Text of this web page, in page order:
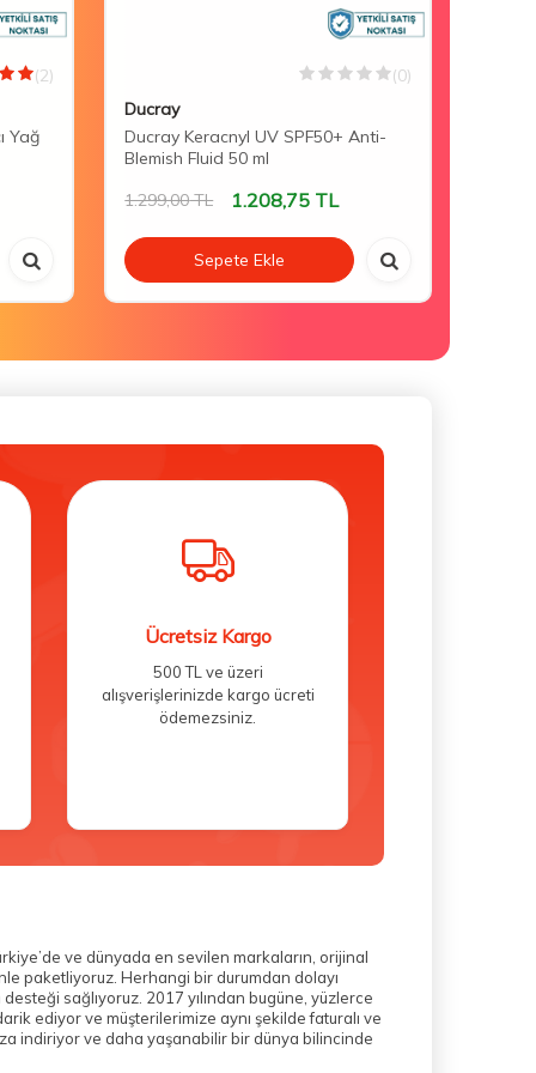
(2)
Yağ
(0)
Ducray
Ducray Keracnyl UV SPF50+ Anti-
Blemish Fluid 50 ml
1.299,00TL 1.208,75 TL
Sepete Ekle
Ücretsiz Kargo
500 TL ve üzeri
alışverişlerinizde kargo ücreti
ödemezsiniz.
ve dünyada en sevilen markaların, orijinal
paketliyoruz. Herhangi bir durumdan dolayı
sağlıyoruz. 2017 yılından bugüne, yüzlerce
ediyor ve müşterilerimize aynı şekilde faturalı ve
indiriyor ve daha yaşanabilir bir dünya bilincinde